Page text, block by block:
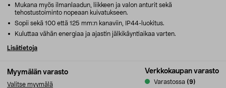
Myymälän varasto
Valitse myymälä
Verkkokaupan varasto
Varastossa (9)
Mukana myös ilmanlaadun, liikkeen ja valon anturit sekä
tehostustoiminto nopeaan kuivatukseen.
Sopii sekä 100 että 125 mm:n kanaviin, IP44-luokitus.
Kuluttaa vähän energiaa ja ajastin jälkikäyntiaikaa varten.
Lisätietoja